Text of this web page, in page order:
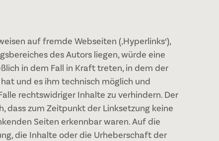
auf fremde Webseiten (‚Hyperlinks‘),
des Autors liegen, würde eine
in dem Fall in Kraft treten, in dem der
und es ihm technisch möglich und
rechtswidriger Inhalte zu verhindern. Der
dass zum Zeitpunkt der Linksetzung keine
Seiten erkennbar waren. Auf die
die Inhalte oder die Urheberschaft der